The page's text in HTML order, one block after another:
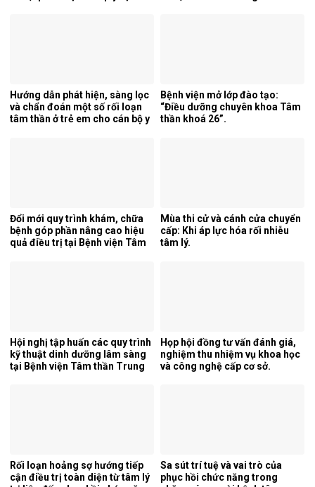
Hướng dẫn phát hiện, sàng lọc
và chẩn đoán một số rối loạn
tâm thần ở trẻ em cho cán bộ y
Bệnh viện mở lớp đào tạo:
“Điều dưỡng chuyên khoa Tâm
thần khoá 26”.
Đổi mới quy trình khám, chữa
bệnh góp phần nâng cao hiệu
quả điều trị tại Bệnh viện Tâm
Mùa thi cử và cánh cửa chuyển
cấp: Khi áp lực hóa rối nhiễu
tâm lý.
Hội nghị tập huấn các quy trình
kỹ thuật dinh dưỡng lâm sàng
tại Bệnh viện Tâm thần Trung
Họp hội đồng tư vấn đánh giá,
nghiệm thu nhiệm vụ khoa học
và công nghệ cấp cơ sở.
Rối loạn hoảng sợ hướng tiếp
cận điều trị toàn diện từ tâm lý
Sa sút trí tuệ và vai trò của
phục hồi chức năng trong